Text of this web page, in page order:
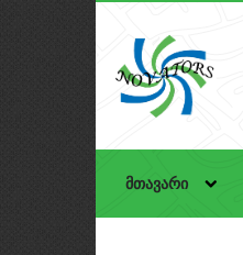
მთავარი